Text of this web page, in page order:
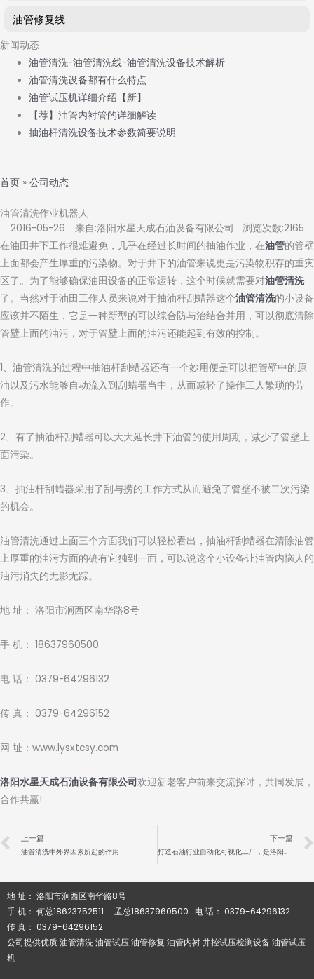
油管修复线
新闻动态
油管清洗-油管清洗线-油管清洗设备技术解析
油管清洗设备都有什么特点
油管试压机详细介绍【新】
【荐】油管内衬管的详细解读
抽油杆清洗设备技术参数简要说明
首页 » 公司动态
油管清洗作业机器人
2016-05-26 来自:洛阳水星天成石油设备有限公司 浏览次数:2165
在油田井下工作很难避免，几乎在经过长时间的抽油作业，在油管的管壁
上面都会产生厚重的污染物。对于井下的油管来说更是污染物积存的重灾
区了。为了能够确保油田设备的正常运转，这个时候就需要对油管清洗
了。当然对于油田工作人员来说对于抽油杆刮蜡器这个油管清洗的小设备
应该并不陌生，它是一种新型的可以综合防与治结合并用，可以彻底清除
管壁上面的油污，对于管壁上面的油污还能起到有效的控制。
1、油管清洗的过程中抽油杆刮蜡器还有一个妙用便是可以把管壁中的原
油以及污水能够自动流入到刮蜡器当中，从而减轻了操作工人繁琐的劳
作。
2、有了抽油杆刮蜡器可以大大延长井下油管的使用周期，减少了管壁上
面污染。
3、抽油杆刮蜡器采用了刮与捞的工作方式从而避免了管壁不被二次污染
的机会。
油管清洗通过上面三个方面我们可以轻松看出，抽油杆刮蜡器在清除油管
上厚重的油污方面的确有它独到一面，可以说这个小设备让油管内恼人的
油污消失的无影无踪。
地 址： 洛阳市涧西区南华路8号
手 机： 18637960500
电 话： 0379-64296132
传 真： 0379-64296152
网 址：www.lysxtcsy.com
洛阳水星天成石油设备有限公司欢迎新老客户前来交流探讨，共同发展，
合作共赢!
Prev
上一篇
油管清洗中外界因素所起的作用
下一篇
打造石油行业自动化可视化工厂，是洛阳水星天成石油设备有限公司的使命
地 址： 洛阳市涧西区南华路8号
手 机： 何总18623752511 孟总18637960500 电 话： 0379-64296132
传 真： 0379-64296152
公司提供优质 油管清洗 油管试压 油管修复 油管内衬 井控试压检测设备 油管试压
机